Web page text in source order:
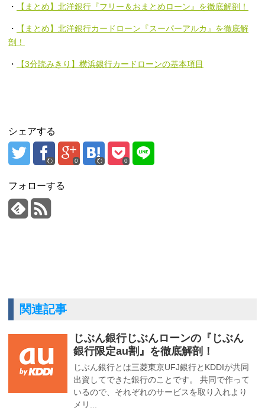
・ 【まとめ】北洋銀行『フリー＆おまとめローン』を徹底解剖！
・
【まとめ】北洋銀行カードローン『スーパーアルカ』を徹底解
剖！
・ 【3分読みきり】横浜銀行カードローンの基本項目
シェアする
0 0
フォローする
関連記事
じぶん銀行じぶんローンの『じぶん
銀行限定au割』を徹底解剖！
じぶん銀行とは三菱東京UFJ銀行とKDDIが共同
出資してできた銀行のことです。 共同で作って
いるので、それぞれのサービスを取り入れより
メリ...